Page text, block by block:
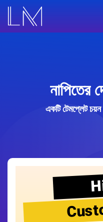
নাপিতের
একটি টেমপ্লেট